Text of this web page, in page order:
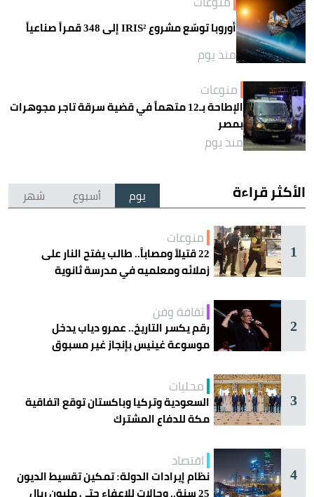
أوروبا توسّع مشروع IRIS² إلى 348 قمراً صناعياً
منذ يوم
منوعات
الإطاحة بـ12 متهماً في قضية سرقة تاجر مجوهرات
بمصر
منذ يوم
الأكثر قراءة يوم أسبوع شهر
1
منوعات
22 قتيلاً ومصاباً.. طالب يفتح النار على
زملائه ومعلميه في مدرسة ثانوية
2
ثقافة وفن
رقم يكسر التاريخ.. عمرو دياب يدخل
موسوعة غينيس بإنجاز غير مسبوق
3
محليات
السعودية وتركيا وباكستان توقع اتفاقية
مكة للدفاع المشترك
4
اقتصاد
نظام إيرادات الدولة: تمكين تقسيط الديون